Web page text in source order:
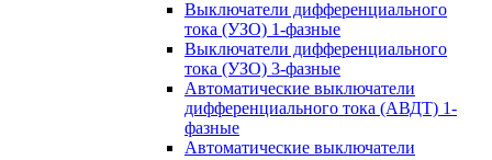
Выключатели дифференциального
тока (УЗО) 1-фазные
Выключатели дифференциального
тока (УЗО) 3-фазные
Автоматические выключатели
дифференциального тока (АВДТ) 1-
фазные
Автоматические выключатели